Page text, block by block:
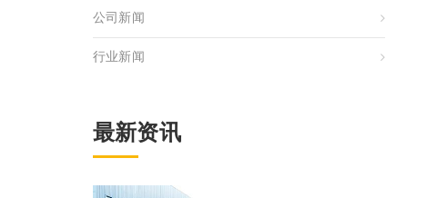
公司新闻
行业新闻
最新资讯